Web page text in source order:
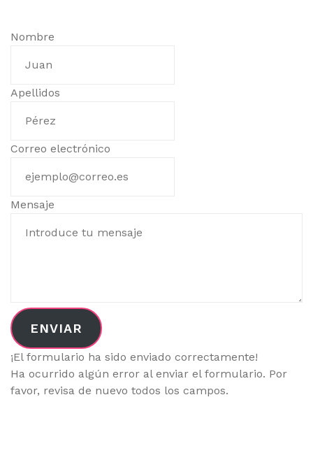
Nombre
Apellidos
Correo electrónico
Mensaje
ENVIAR
¡El formulario ha sido enviado correctamente!
Ha ocurrido algún error al enviar el formulario. Por
favor, revisa de nuevo todos los campos.